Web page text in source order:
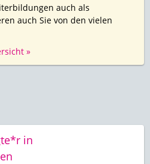
auch als
auch Sie von den vielen
»
in